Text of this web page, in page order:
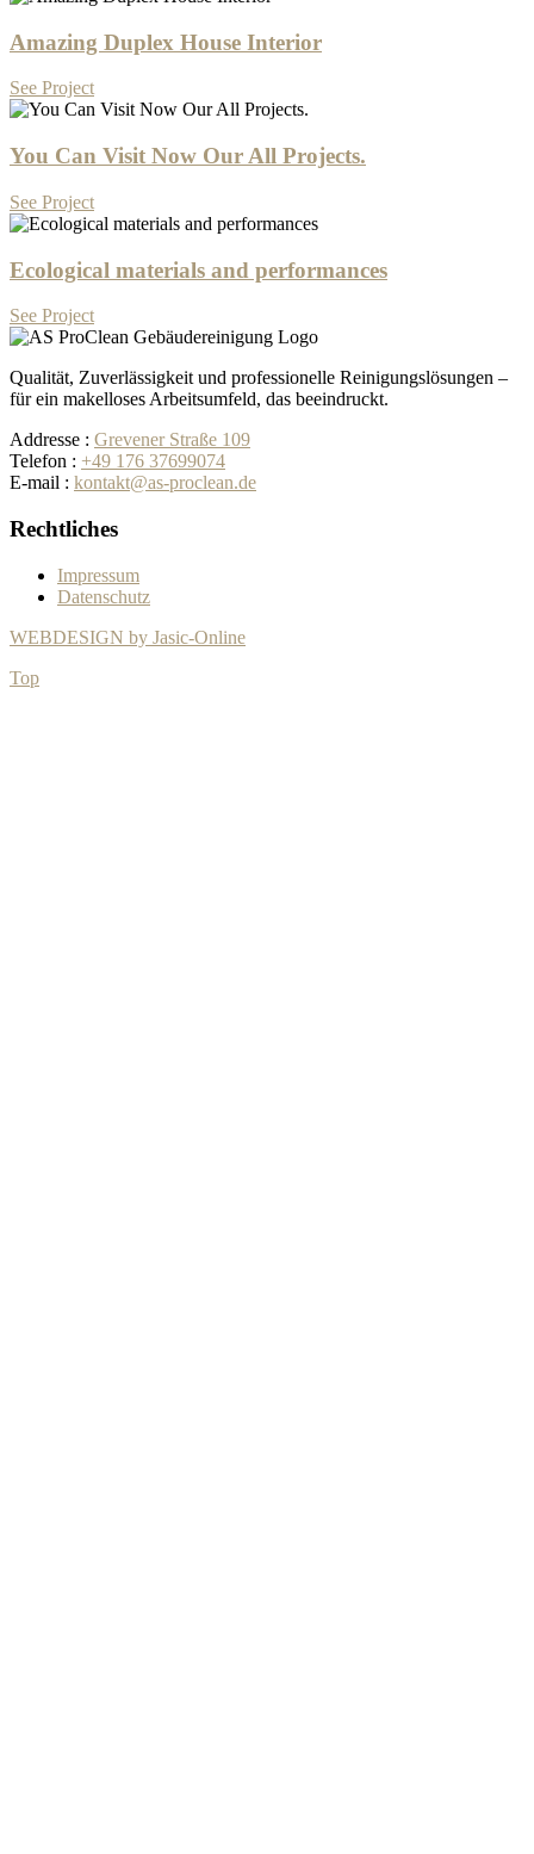
Amazing Duplex House Interior
See Project
You Can Visit Now Our All Projects.
See Project
Ecological materials and performances
See Project
Qualität, Zuverlässigkeit und professionelle Reinigungslösungen –
für ein makelloses Arbeitsumfeld, das beeindruckt.
Addresse : Grevener Straße 109
Telefon : +49 176 37699074
E-mail : kontakt@as-proclean.de
Rechtliches
Impressum
Datenschutz
WEBDESIGN by Jasic-Online
Top